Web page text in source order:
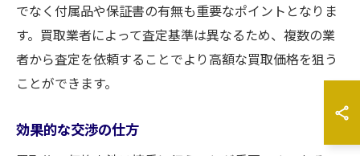
でなく付属品や保証書の有無も重要なポイントとなりま
す。買取業者によって査定基準は異なるため、複数の業
者から査定を依頼することでより高額な買取価格を狙う
ことができます。
効果的な交渉の仕方